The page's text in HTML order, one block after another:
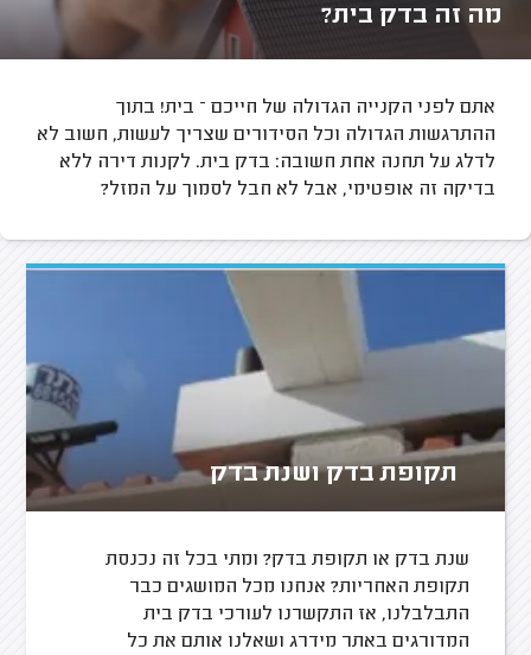
מה זה בדק בית?
אתם לפני הקנייה הגדולה של חייכם – בית! בתוך
ההתרגשות הגדולה וכל הסידורים שצריך לעשות, חשוב לא
לדלג על תחנה אחת חשובה: בדק בית. לקנות דירה ללא
בדיקה זה אופטימי, אבל לא חבל לסמוך על המזל?
תקופת בדק ושנת בדק
שנת בדק או תקופת בדק? ומתי בכל זה נכנסת
תקופת האחריות? אנחנו מכל המושגים כבר
התבלבלנו, אז התקשרנו לעורכי בדק בית
המדורגים באתר מידרג ושאלנו אותם את כל